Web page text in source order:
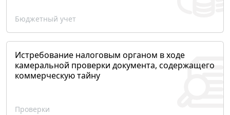
Бюджетный учет
Истребование налоговым органом в ходе
камеральной проверки документа, содержащего
коммерческую тайну
Проверки